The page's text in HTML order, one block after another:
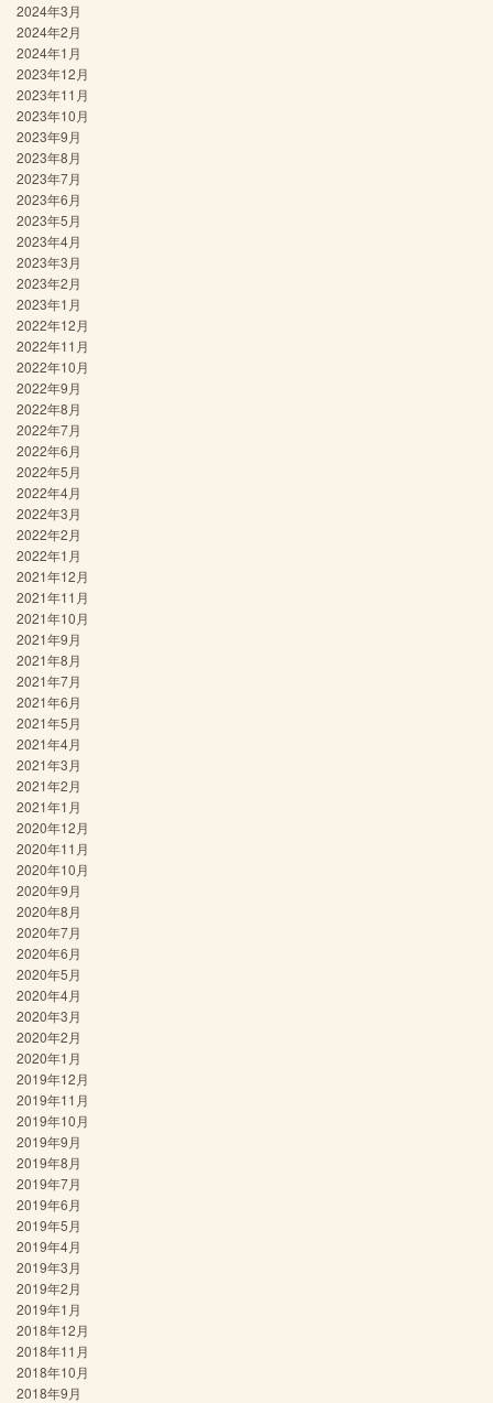
2024年3月
2024年2月
2024年1月
2023年12月
2023年11月
2023年10月
2023年9月
2023年8月
2023年7月
2023年6月
2023年5月
2023年4月
2023年3月
2023年2月
2023年1月
2022年12月
2022年11月
2022年10月
2022年9月
2022年8月
2022年7月
2022年6月
2022年5月
2022年4月
2022年3月
2022年2月
2022年1月
2021年12月
2021年11月
2021年10月
2021年9月
2021年8月
2021年7月
2021年6月
2021年5月
2021年4月
2021年3月
2021年2月
2021年1月
2020年12月
2020年11月
2020年10月
2020年9月
2020年8月
2020年7月
2020年6月
2020年5月
2020年4月
2020年3月
2020年2月
2020年1月
2019年12月
2019年11月
2019年10月
2019年9月
2019年8月
2019年7月
2019年6月
2019年5月
2019年4月
2019年3月
2019年2月
2019年1月
2018年12月
2018年11月
2018年10月
2018年9月